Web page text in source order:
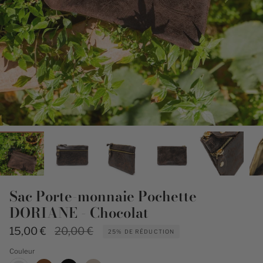
Sac Porte-monnaie Pochette
DORIANE - Chocolat
15,00 €
Prix
20,00 € 25% DE RÉDUCTION
Couleur